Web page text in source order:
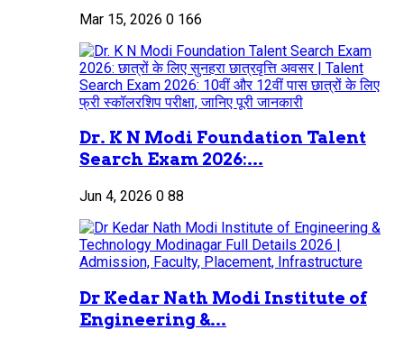
Mar 15, 2026 0 166
Dr. K N Modi Foundation Talent
Search Exam 2026:...
Jun 4, 2026 0 88
Dr Kedar Nath Modi Institute of
Engineering &...